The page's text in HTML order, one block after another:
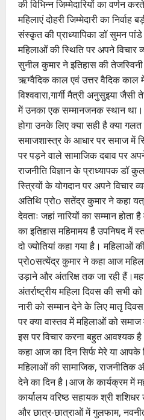
की विभिन्न जिम्मेदारियों का वर्णन
महिलाएं दोहरी जिम्मेदारी का
संस्कृत की प्राध्यापिका डॉ सुमन
महिलाओं की स्थिति पर अपने विचार
सुनील कुमार ने इतिहास की
ऋग्वैदिक काल एवं उत्तर वैदिक काल में
विश्ववारा,गार्गी मैत्री अनुसुइया
में उनका एक सम्मानजनक स्थान
होगा उनके लिए क्या सही है क्या गलत
समाजशास्त्र के आधार पर समाज में
पर पड़ने वाले सामाजिक दबाव पर
राजनीति विज्ञान के प्राध्यापक डॉ
स्त्रियों के योगदान पर अपने विचार
अतिथि प्रोo सतेंद्र कुमार ने कहा
देवताः जहां नारियों का सम्मान
का इतिहास महिमामय है उपनिषद में
दो ज्योतियां कहा गया है। महिलाओं
प्रोoसत्येंद्र कुमार ने कहा आज
उड़ाने और अंतरिक्ष तक जा रही
अंतर्राष्ट्रीय महिला दिवस की सभी
नारी को सम्मान देने के लिए मातृ
पर क्या वास्तव में महिलाओं को समाज
इस पर विचार करना बहुत आवश्यक है
कहा आज का दिन सिर्फ मेरे या आपके
महिलाओं की सामाजिक, राजनीतिक
देने का दिन है।आज के कार्यक्रम में
कार्यालय वरिष्ठ सहायक श्री
और छात्र-छात्राओं में गुलफाम,